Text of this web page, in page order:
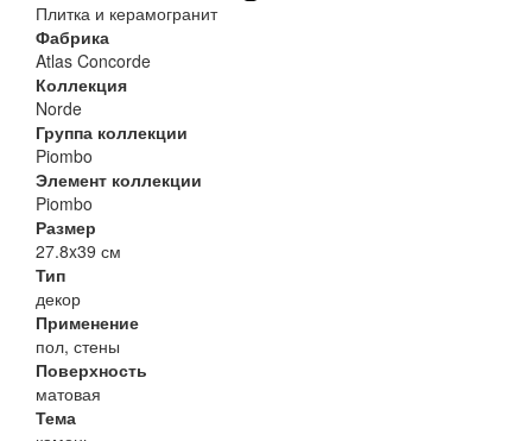
Плитка и керамогранит
Фабрика
Atlas Concorde
Коллекция
Norde
Группа коллекции
Piombo
Элемент коллекции
Piombo
Размер
27.8x39 см
Тип
декор
Применение
пол, стены
Поверхность
матовая
Тема